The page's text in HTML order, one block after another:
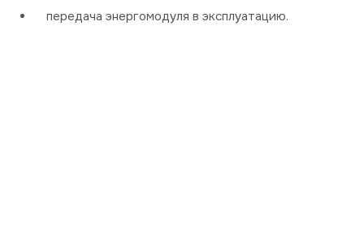
передача энергомодуля в эксплуатацию.